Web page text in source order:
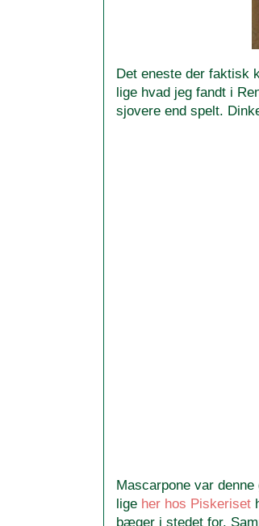
Det eneste der faktisk
lige hvad jeg fandt i
sjovere end spelt.
Mascarpone var
lige her hos Piskeriset
bæger i stedet for.